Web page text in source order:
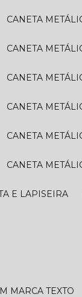
CANETA
CANETA
CANETA
CANETA
CANETA
CANETA
E LAPISEIRA
MARCA TEXTO